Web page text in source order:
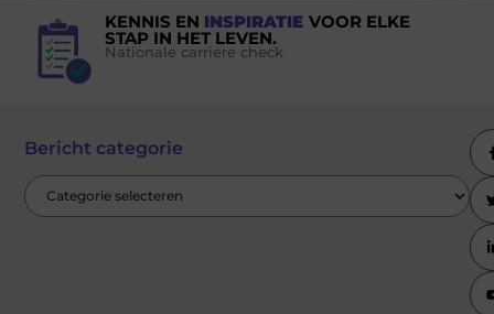
KENNIS EN INSPIRATIE VOOR ELKE
STAP IN HET LEVEN.
Nationale carriere check
Bericht categorie